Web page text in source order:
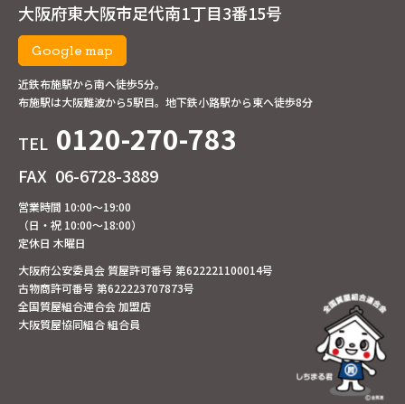
大阪府東大阪市足代南1丁目3番15号
Google map
近鉄布施駅から南へ徒歩5分。
布施駅は大阪難波から5駅目。地下鉄小路駅から東へ徒歩8分
TEL 0120-270-783
FAX 06-6728-3889
営業時間 10:00～19:00
（日・祝 10:00～18:00）
定休日 木曜日
大阪府公安委員会 質屋許可番号 第622221100014号
古物商許可番号 第622223707873号
全国質屋組合連合会 加盟店
大阪質屋協同組合 組合員